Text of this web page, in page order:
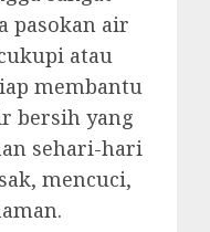
pasokan air
atau
membantu
bersih yang
sehari-hari
mencuci,